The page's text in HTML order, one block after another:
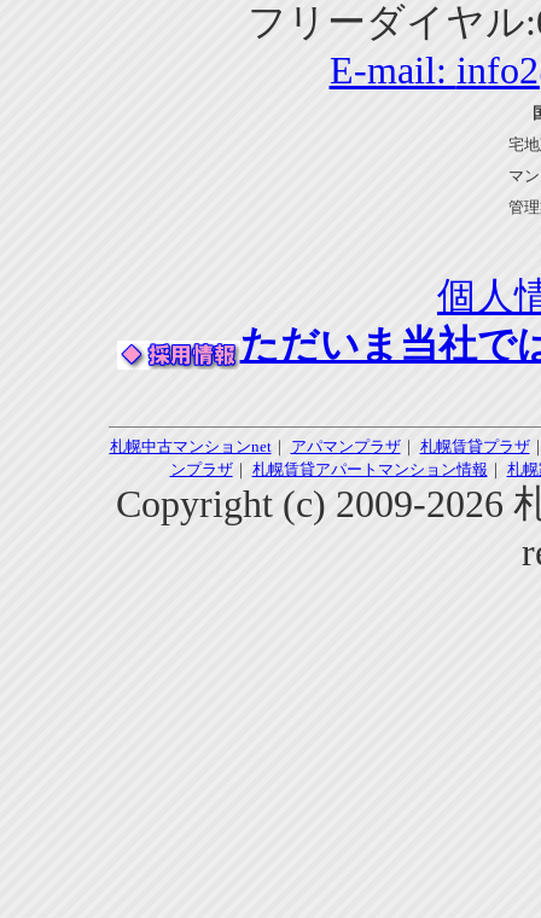
フリーダイヤル
E-mail:
宅
マ
管
個人
ただいま当社で
札幌中古マンションnet｜ アパマンプラザ｜ 札幌賃貸プラザ
ンプラザ｜ 札幌賃貸アパートマンション情報 ｜ 札
Copyright (c) 2009-2026